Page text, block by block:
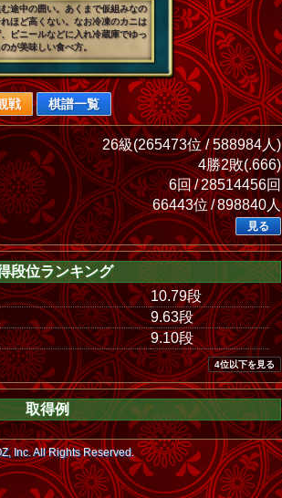
途中の囲い。あくまで仮組みなの
ほど高くない。なお冷凍のカニは
ビニールなどに入れ冷蔵庫でゆっ
が美味しい食べ方。
戦 棋譜一覧
26級(265473位 / 588984人)
4勝2敗(.666)
6回 / 28514456回
66443位 / 898840人
見る
段位ランキング
10.79段
9.63段
9.10段
4位以下を見る
取得例
Inc. All Rights Reserved.